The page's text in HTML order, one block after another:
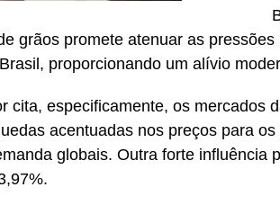
grãos promete atenuar as
proporcionando um alívio
cita, especificamente, os mercados
acentuadas nos preços para
globais. Outra forte influência